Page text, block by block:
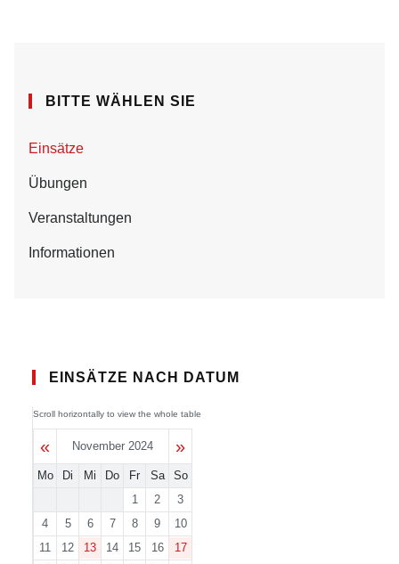
BITTE WÄHLEN SIE
Einsätze
Übungen
Veranstaltungen
Informationen
EINSÄTZE NACH DATUM
« November 2024 »
Mo Di Mi Do Fr Sa
So
1
2
3
4
5 6 7 8 9
10
11
12 13 14 15 16
17